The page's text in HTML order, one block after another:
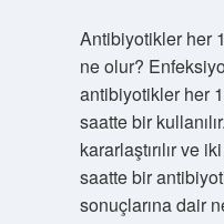
Antibiyotikler her
ne olur?
antibiyotikler her
saatte bir
kararlaştırılır ve
saatte bir
sonuçlarına dair